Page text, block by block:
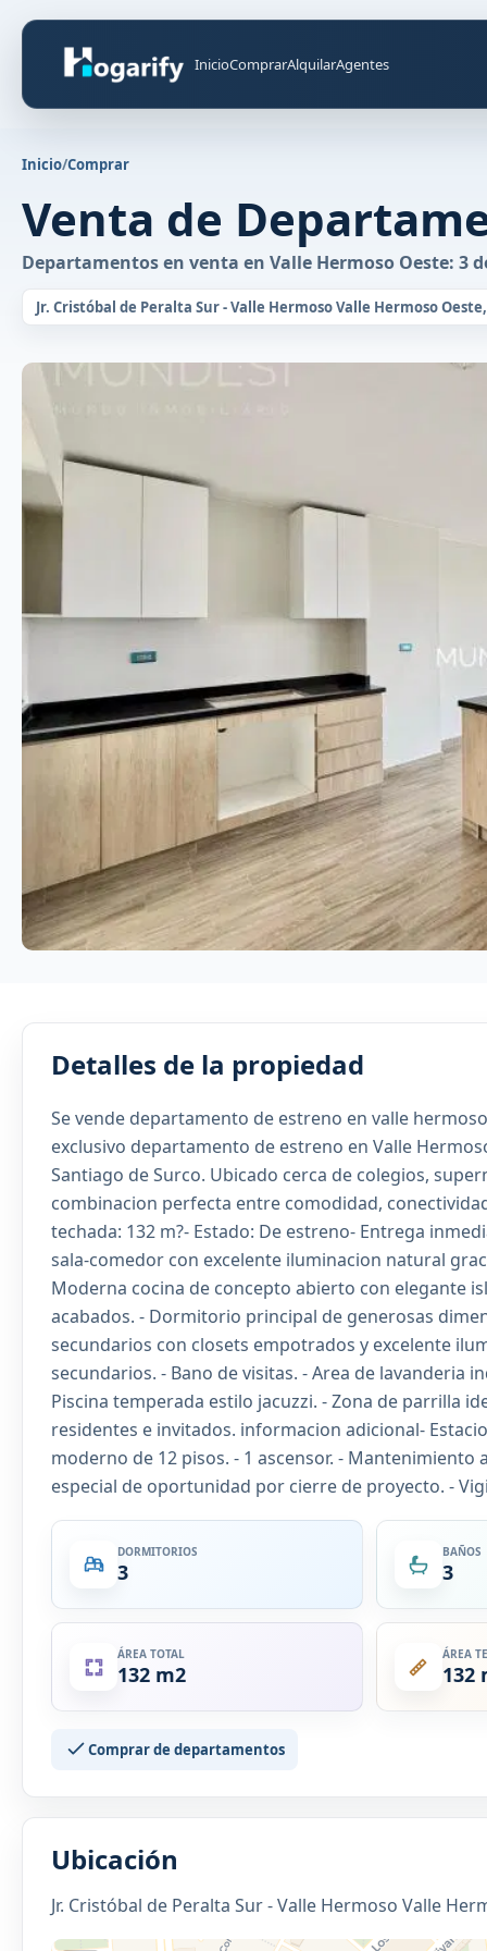
InicioComprarAlquilarAgentes
Inicio/Comprar
Venta de
Departamentos en venta en Valle Hermoso Oeste: 3
Jr. Cristóbal de Peralta Sur - Valle Hermoso Valle Hermoso
Detalles de la propiedad
Se vende departamento de estreno en valle
exclusivo departamento de estreno en Valle
Santiago de Surco. Ubicado cerca de colegios,
combinacion perfecta entre comodidad,
techada: 132 m?- Estado: De estreno- Entrega
sala-comedor con excelente iluminacion natural
Moderna cocina de concepto abierto con elegante
acabados. - Dormitorio principal de generosas
secundarios con closets empotrados y excelente
secundarios. - Bano de visitas. - Area de lavanderia
Piscina temperada estilo jacuzzi. - Zona de parrilla
residentes e invitados. informacion adicional-
moderno de 12 pisos. - 1 ascensor. -
especial de oportunidad por cierre de proyecto. -
DORMITORIOS
3
BAÑOS
3
ÁREA TOTAL
132 m2
ÁREA
132
Comprar de departamentos
Ubicación
Jr. Cristóbal de Peralta Sur - Valle Hermoso Valle